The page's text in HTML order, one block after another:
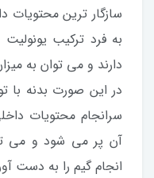
سازگار ترین
به فرد ترکیب
دارند و می توان به
در این صورت بدنه با
سرانجام محتویات
آن پر می شود و می
انجام گیم را به دست